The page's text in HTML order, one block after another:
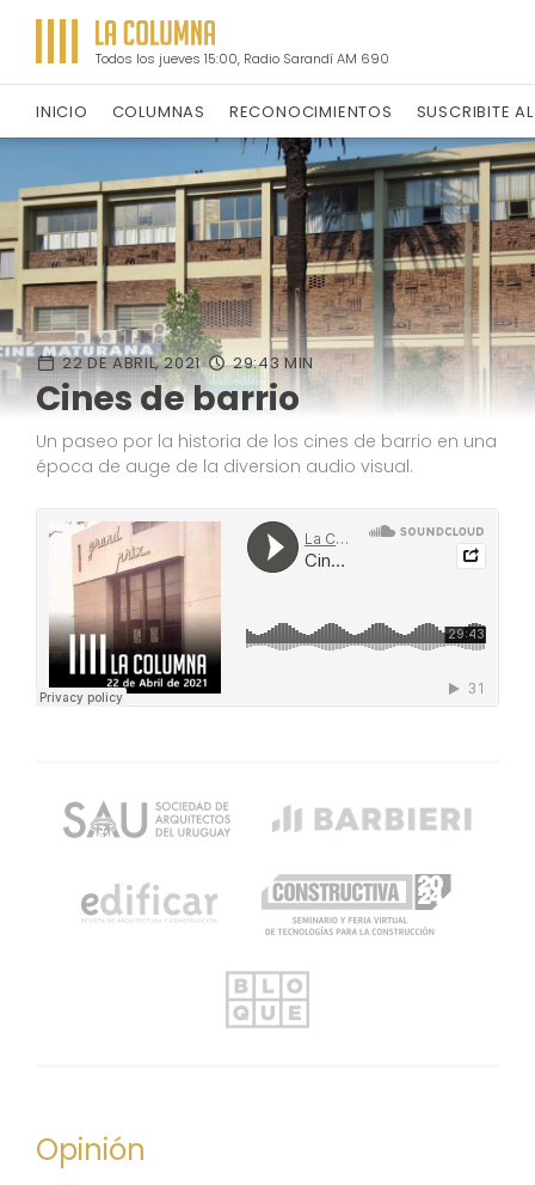
Todos los jueves 15:00, Radio Sarandí AM 690
INICIO COLUMNAS RECONOCIMIENTOS SUSCRIBITE
22 DE ABRIL, 2021 29:43 MIN
Cines de barrio
Un paseo por la historia de los cines de barrio en una
época de auge de la diversion audio visual.
Opinión